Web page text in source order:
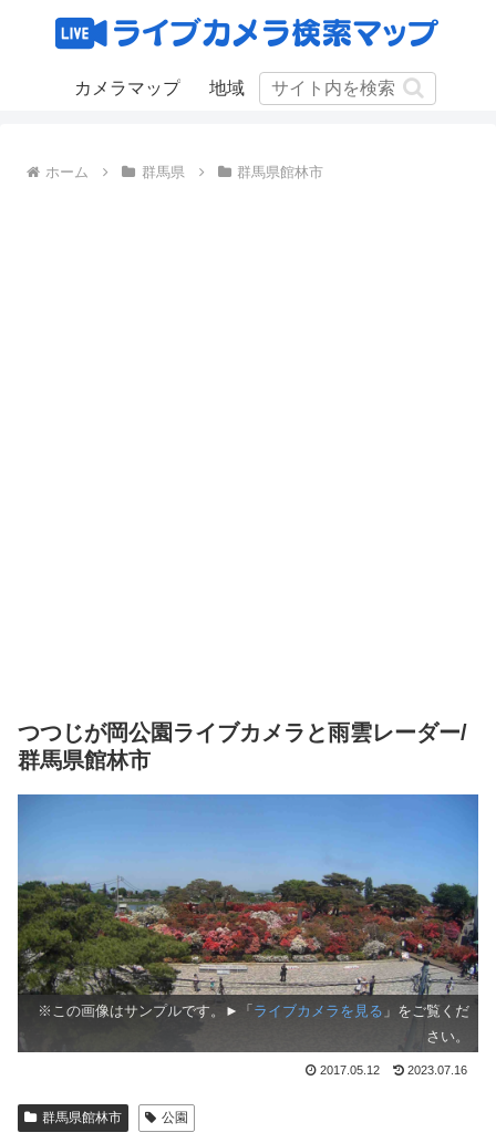
カメラマップ 地域
ホーム 群馬県 群馬県館林市
つつじが岡公園ライブカメラと雨雲レーダー/
群馬県館林市
※この画像はサンプルです。►「 ライブカメラを見る 」をご覧くだ
さい。
2017.05.12 2023.07.16
群馬県館林市 公園